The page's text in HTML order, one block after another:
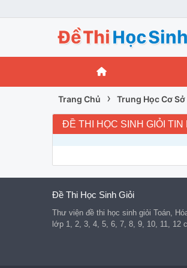
Trang Chủ › Trung Học Cơ Sở
ĐỀ THI HỌC SINH GIỎI TIN
Đề Thi Học Sinh Giỏi
Thư viện đề thi học sinh giỏi Toán,
lớp 1, 2, 3, 4, 5, 6, 7, 8, 9, 10, 11, 12